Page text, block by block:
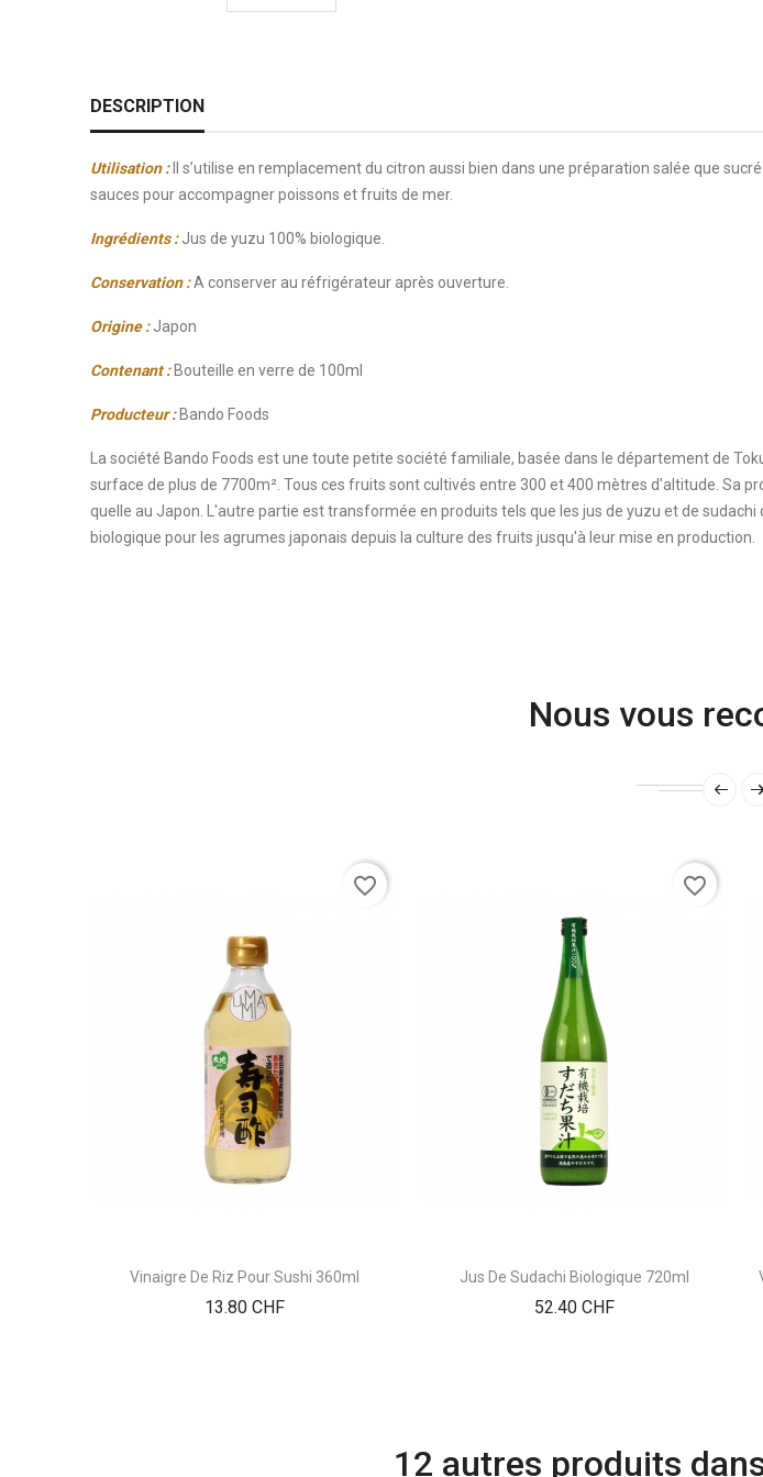
DESCRIPTION
Utilisation:Il s’utilise en remplacement du citron aussi bien dans une préparation salée que
sauces pour accompagner poissons et fruits de mer.
Ingrédients:Jus de yuzu 100% biologique.
Conservation:A conserver au réfrigérateur après ouverture.
Origine :Japon
Contenant:Bouteille en verre de 100ml
Producteur :Bando Foods
La société Bando Foods est une toute petite société familiale, basée dans le département de
surface de plus de 7700m². Tous ces fruits sont cultivés entre 300 et 400 mètres d'altitude. Sa
quelle au Japon. L'autre partie est transformée en produits tels que les jus de yuzu et de
biologique pour les agrumes japonais depuis la culture des fruits jusqu'à leur mise en production.
Nous vous
Vinaigre De Riz Pour Sushi 360ml
13.80 CHFPrix
favorite_border
Jus De Sudachi Biologique 720ml
52.40 CHFPrix
favorite_border
12 autres produits